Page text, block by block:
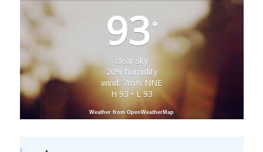
93°
clear sky
20% humidity
wind: 7m/s NNE
H 93 • L 93
Weather from OpenWeatherMap